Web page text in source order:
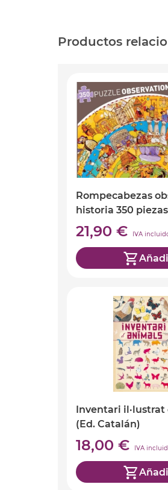
Productos
Rompecabezas
historia 350 piezas
21,90 € IVA
Inventari
(Ed. Catalán)
18,00 € IVA